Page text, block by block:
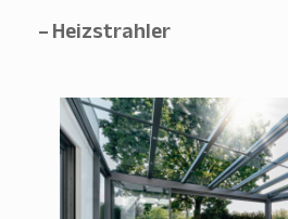
– Heizstrahler